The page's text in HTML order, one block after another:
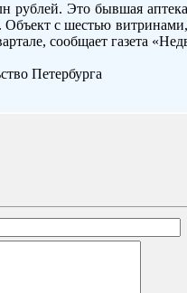
рублей. Это бывшая
с шестью
сообщает газета
Петербурга